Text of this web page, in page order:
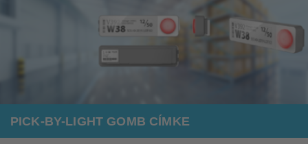
Slovenščina
PICK-BY-LIGHT GOMB CÍMKE